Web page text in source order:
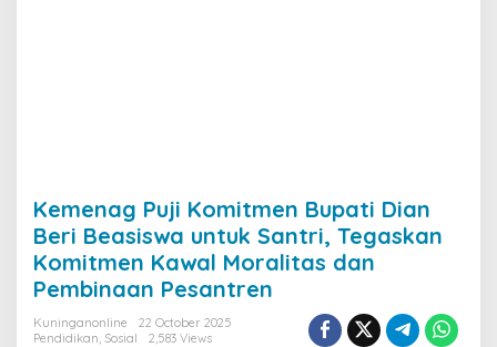
Kemenag Puji Komitmen Bupati Dian
Beri Beasiswa untuk Santri, Tegaskan
Komitmen Kawal Moralitas dan
Pembinaan Pesantren
Kuninganonline
22 October 2025
Pendidikan, Sosial 2,583 Views